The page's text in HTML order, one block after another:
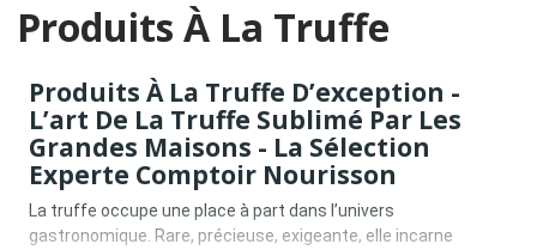
Produits À La Truffe
Produits À La Truffe D’exception -
L’art De La Truffe Sublimé Par Les
Grandes Maisons - La Sélection
Experte Comptoir Nourisson
La truffe occupe une place à part dans l’univers
gastronomique. Rare, précieuse, exigeante, elle incarne